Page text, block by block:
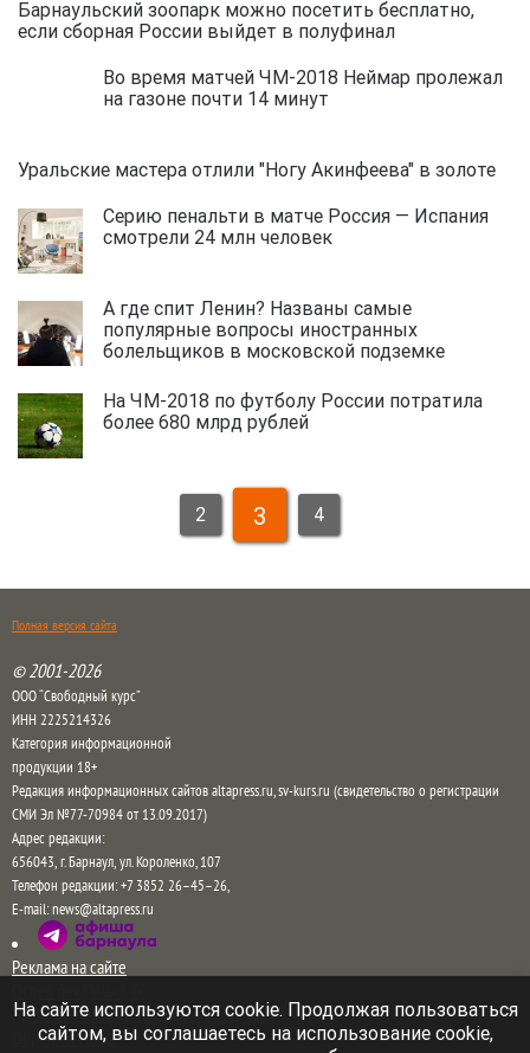
Барнаульский зоопарк можно посетить бесплатно,
если сборная России выйдет в полуфинал
Во время матчей ЧМ-2018 Неймар пролежал
на газоне почти 14 минут
Уральские мастера отлили "Ногу Акинфеева" в золоте
Серию пенальти в матче Россия — Испания
смотрели 24 млн человек
А где спит Ленин? Названы самые
популярные вопросы иностранных
болельщиков в московской подземке
На ЧМ-2018 по футболу России потратила
более 680 млрд рублей
2 3 4
Полная версия сайта
© 2001-2026
ООО “Свободный курс”
ИНН 2225214326
Категория информационной
продукции 18+
Редакция информационных сайтов altapress.ru, sv-kurs.ru (свидетельство о регистрации
СМИ Эл №77-70984 от 13.09.2017)
Адрес редакции:
656043,г. Барнаул,ул. Короленко, 107
Телефон редакции:+7 3852 26–45–26,
E-mail:news@altapress.ru
Реклама на сайте
Прайс на рекламу на сайте и в соцсетях
Обратная связь
На сайте используются cookie. Продолжая пользоваться
сайтом, вы соглашаетесь на использование cookie,